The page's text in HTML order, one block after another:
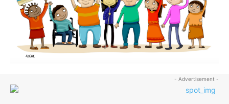
- Advertisement -